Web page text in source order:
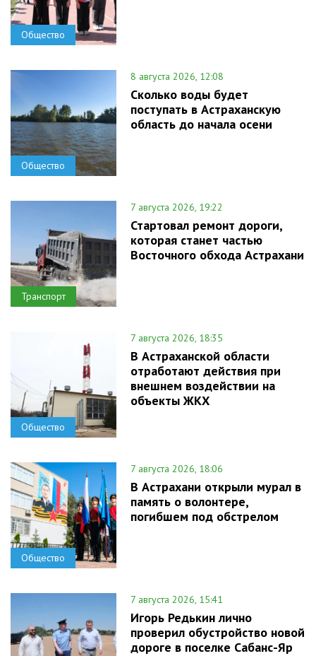
Общество
Общество
8 августа 2026, 12:08
Сколько воды будет
поступать в Астраханскую
область до начала осени
Транспорт
7 августа 2026, 19:22
Стартовал ремонт дороги,
которая станет частью
Восточного обхода Астрахани
Общество
7 августа 2026, 18:35
В Астраханской области
отработают действия при
внешнем воздействии на
объекты ЖКХ
Общество
7 августа 2026, 18:06
В Астрахани открыли мурал в
память о волонтере,
погибшем под обстрелом
7 августа 2026, 15:41
Игорь Редькин лично
проверил обустройство новой
дороге в поселке Сабанс-Яр